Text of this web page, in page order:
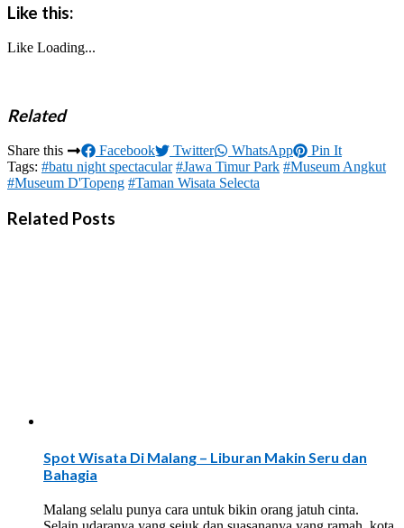
Like this:
Like Loading...
Related
Share this Facebook Twitter WhatsApp
Pin It
Tags: #batu night spectacular #Jawa Timur Park #Museum Angkut
#Museum D'Topeng #Taman Wisata Selecta
Related Posts
Spot Wisata Di Malang – Liburan Makin Seru dan
Bahagia
Malang selalu punya cara untuk bikin orang jatuh cinta.